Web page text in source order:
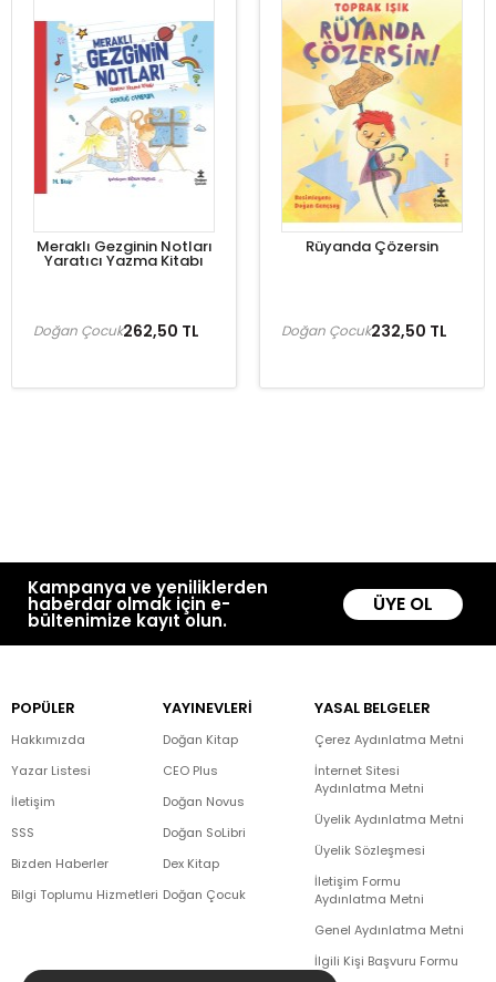
Meraklı Gezginin Notları
Yaratıcı Yazma Kitabı
262,50 TL
Doğan Çocuk
Rüyanda Çözersin
232,50 TL
Doğan Çocuk
Kampanya ve yeniliklerden
haberdar olmak için e-
bültenimize kayıt olun.
ÜYE OL
POPÜLER
Hakkımızda
Yazar Listesi
İletişim
SSS
Bizden Haberler
Bilgi Toplumu Hizmetleri
YAYINEVLERİ
Doğan Kitap
CEO Plus
Doğan Novus
Doğan SoLibri
Dex Kitap
Doğan Çocuk
YASAL BELGELER
Çerez Aydınlatma Metni
İnternet Sitesi
Aydınlatma Metni
Üyelik Aydınlatma Metni
Üyelik Sözleşmesi
İletişim Formu
Aydınlatma Metni
Genel Aydınlatma Metni
İlgili Kişi Başvuru Formu